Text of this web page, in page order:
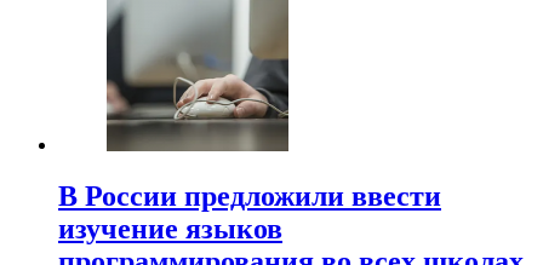
В России предложили ввести
изучение языков